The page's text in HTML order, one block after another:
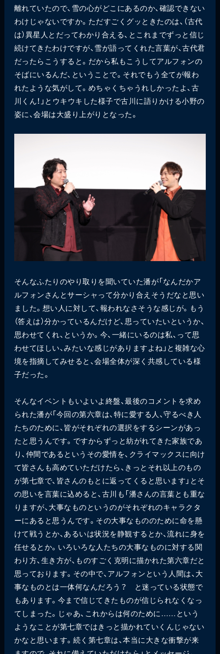
離れていたので、雪の心がどこにあるのか、確認できない
わけじゃないですか。ただすごくグッときたのは、（古代
は）異星人とだってわかり合える、とこれまでずっと信じ
続けてきたわけですが、雪が語ってくれた言葉が、古代君
だったらこうすると。だから私もこうしてアルフォンの
そばにいるんだ、ということで。それでもう全てが報わ
れたような気がして。めちゃくちゃうれしかったよ、古
川くん！」とウキウキした様子で古川に語りかける小野の
姿に、会場は大盛り上がりとなった。
そんなふたりのやり取りを聞いていた潘が「なんだかア
ルフォンさんとサーシャって分かり合えそうだなと思い
ました。想い人に対して、報われなさそうな感じが。もう
（答えは）分かっているんだけど、思っていたいというか、
思わせてくれ、というか。今、一緒にいるのは私、って思
わせてほしい、みたいな感じがありますよね」と複雑な心
境を指摘してみせると、会場全体が深く共感している様
子だった。
そんなイベントもいよいよ終盤、最後のコメントを求め
られた潘が「今回の第六章は、特に愛する人、守るべき人
たちのために、皆がそれぞれの選択をするシーンがあっ
たと思うんです。ですからずっと紡がれてきた家族であ
り、仲間であるというその愛情を、クライマックスに向け
て皆さんも高めていただけたら、きっとそれ以上のもの
が第七章で、皆さんのもとに返ってくると思います」とそ
の思いを言葉に込めると、古川も「潘さんの言葉とも重な
りますが、大事なものというのがそれぞれのキャラクタ
ーにあると思うんです。その大事なもののために命を懸
けて戦うとか、あるいは状況を静観するとか、流れに身を
任せるとか。いろいろな人たちの大事なものに対する関
わり方、生き方が、ものすごく克明に描かれた第六章だと
思っております。その中で、アルフォンという人間は、大
事なものとは一体何なんだろう？ と迷っている状態で
もあります。今まで信じてきたものが信じられなくなっ
てしまった。じゃあ、これからは何のために……という
ようなことが第七章ではきっと描かれていくんじゃない
かなと思います。続く第七章は、本当に大きな衝撃が来